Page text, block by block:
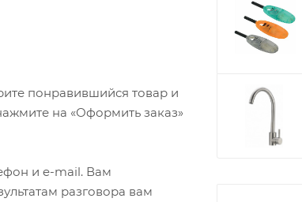
понравившийся товар и
на «Оформить заказ»
и e-mail. Вам
разговора вам